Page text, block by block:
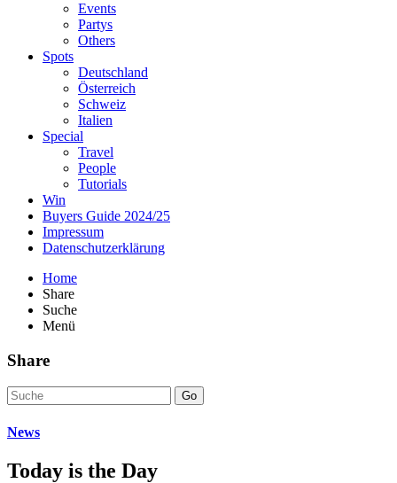
Events
Partys
Others
Spots
Deutschland
Österreich
Schweiz
Italien
Special
Travel
People
Tutorials
Win
Buyers Guide 2024/25
Impressum
Datenschutzerklärung
Home
Share
Suche
Menü
Share
Go
News
Today is the Day